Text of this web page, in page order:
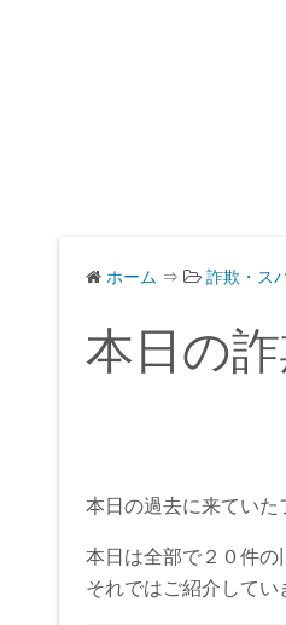
ホーム ⇒ 詐欺・ス
本日の
本日の過去に来ていた
本日は全部で２０件の
それではご紹介してい